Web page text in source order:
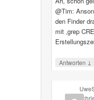
@Tim:
den Finder
mit ‚grep
Antworten ↓